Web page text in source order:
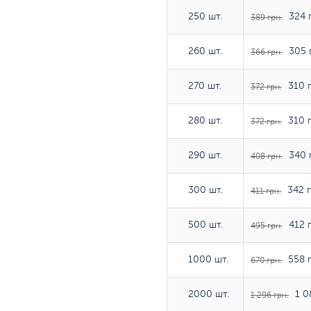
250 шт.
260 шт.
270 шт.
280 шт.
290 шт.
300 шт.
500 шт.
1000 шт.
2000 шт.
250 шт. 389 грн. 324
260 шт. 366 грн. 305
270 шт. 372 грн. 310
280 шт. 372 грн. 310
290 шт. 408 грн. 340
300 шт. 411 грн. 342
500 шт. 495 грн. 412
1000 шт. 670 грн. 558
2000 шт. 1 296 грн. 1